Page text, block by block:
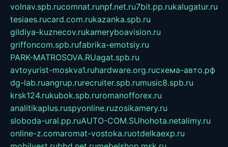
volnav.spb.rucomnat.runpf.net.ru7bit.pp.rukalugatur.ru
tesiaes.rucard.com.rukazanka.spb.ru
gildiya-kuznecov.rukameryboavision.ru
griffoncom.spb.rufabrika-emotsiy.ru
PARK-MATROSOVA.RUagat.spb.ru
avtoyurist-moskva1.ruhardware.org.ruсхема-авто.рф
dg-lab.ruangrup.rurecruiter.spb.rumusic8.spb.ru
krsk124.rukubok.spb.ruromanofforex.ru
analitikaplus.ruspyonline.ruzosikamery.ru
sloboda-ural.pp.ruAUTO-COM.SUhohota.netalimy.ru
online-z.comaromat-vostoka.ruotdelkaexp.ru